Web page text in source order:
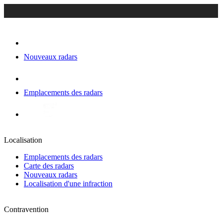
Nouveaux radars
Emplacements des radars
Localisation
Emplacements des radars
Carte des radars
Nouveaux radars
Localisation d'une infraction
Contravention